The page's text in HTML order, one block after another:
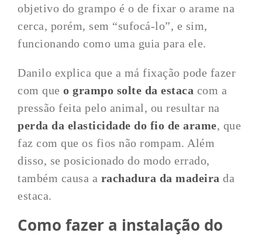
objetivo do grampo é o de fixar o arame na
cerca, porém, sem “sufocá-lo”, e sim,
funcionando como uma guia para ele.
Danilo explica que a má fixação pode fazer
com queo grampo solte da estaca com a
pressão feita pelo animal, ou resultar na
perda da elasticidade do fio de arame, que
faz com que os fios não rompam. Além
disso, se posicionado do modo errado,
também causa a rachadura da madeira da
estaca.
Como fazer a instalação do